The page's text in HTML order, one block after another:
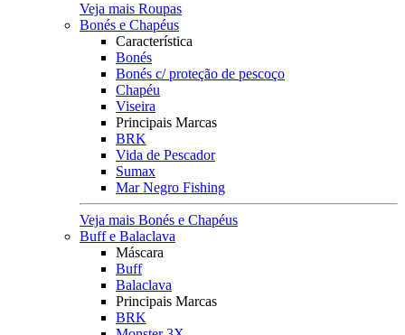
Veja mais Roupas
Bonés e Chapéus
Característica
Bonés
Bonés c/ proteção de pescoço
Chapéu
Viseira
Principais Marcas
BRK
Vida de Pescador
Sumax
Mar Negro Fishing
Veja mais Bonés e Chapéus
Buff e Balaclava
Máscara
Buff
Balaclava
Principais Marcas
BRK